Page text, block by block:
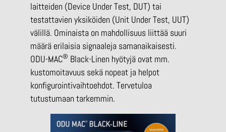
laitteiden (Device Under Test, DUT) tai
testattavien yksiköiden (Unit Under Test, UUT)
välillä. Ominaista on mahdollisuus liittää suuri
määrä erilaisia signaaleja samanaikaisesti.
ODU-MAC® Black-Linen hyötyjä ovat mm.
kustomoitavuus sekä nopeat ja helpot
konfigurointivaihtoehdot. Tervetuloa
tutustumaan tarkemmin.